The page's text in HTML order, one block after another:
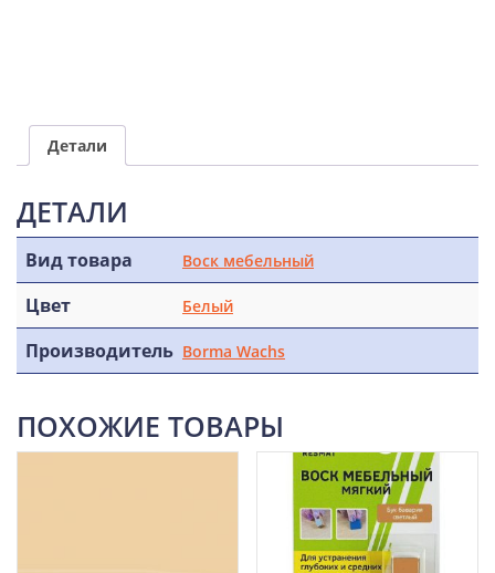
Детали
ДЕТАЛИ
Вид товара Воск мебельный
Цвет Белый
Производитель Borma Wachs
ПОХОЖИЕ ТОВАРЫ